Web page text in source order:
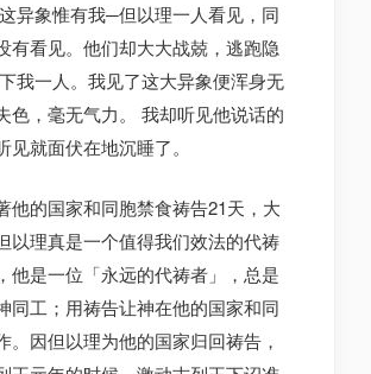
异象惟有我─但以理一人看见，同
有看见。他们却大大战兢，逃跑隐
我一人。我见了这大异象便浑身无
色，毫无气力。 我却听见他说话的
见就面伏在地沉睡了。
他的国家和同胞禁食祷告21天，大
以理真是一个值得我们效法的代祷
他是一位「永远的代祷者」，总是
同工；用祷告让神在他的国家和同
。因但以理为他的国家归回祷告，